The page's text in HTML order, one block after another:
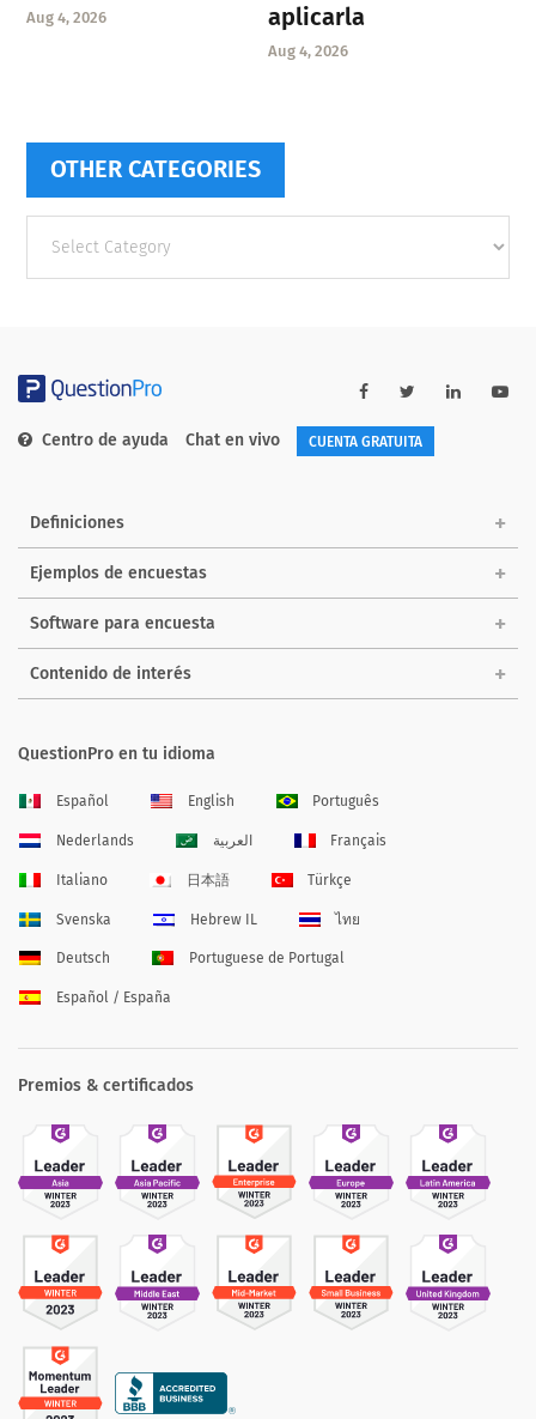
Aug 4, 2026
aplicarla
Aug 4, 2026
OTHER CATEGORIES
categories
Centro de ayuda Chat en vivo CUENTA GRATUITA
Definiciones
Ejemplos de encuestas
Software para encuesta
Contenido de interés
QuestionPro en tu idioma
Español English Português
Nederlands العربية Français
Italiano 日本語 Türkçe
Svenska Hebrew IL ไทย
Deutsch Portuguese de Portugal
Español / España
Premios & certificados